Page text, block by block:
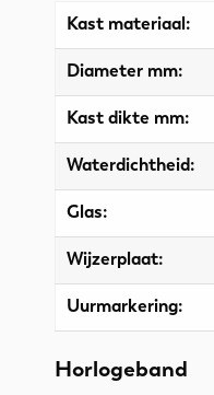
Kast materiaal:
Diameter mm:
Kast dikte mm:
Waterdichtheid:
Glas:
Wijzerplaat:
Uurmarkering:
Horlogeband